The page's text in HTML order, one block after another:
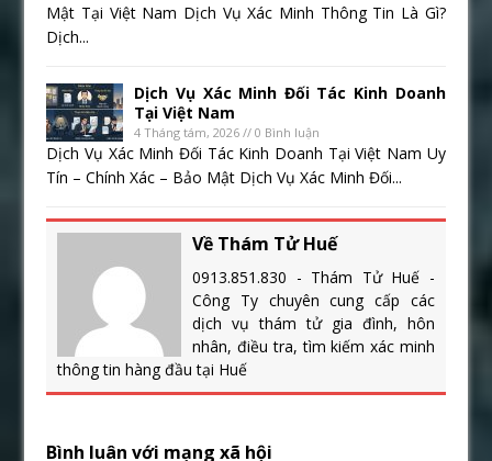
Mật Tại Việt Nam Dịch Vụ Xác Minh Thông Tin Là Gì?
Dịch...
Dịch Vụ Xác Minh Đối Tác Kinh Doanh
Tại Việt Nam
4 Tháng tám, 2026 // 0 Bình luận
Dịch Vụ Xác Minh Đối Tác Kinh Doanh Tại Việt Nam Uy
Tín – Chính Xác – Bảo Mật Dịch Vụ Xác Minh Đối...
Về Thám Tử Huế
0913.851.830 - Thám Tử Huế -
Công Ty chuyên cung cấp các
dịch vụ thám tử gia đình, hôn
nhân, điều tra, tìm kiếm xác minh
thông tin hàng đầu tại Huế
Bình luân với mạng xã hội